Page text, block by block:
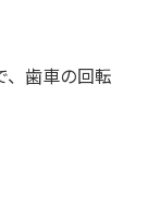
、歯車の回転